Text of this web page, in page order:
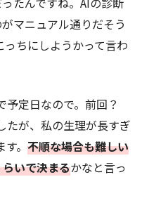
マニュアル通りだそう
ちにしようかって言わ
定日なので。前回？
たが、私の生理が長すぎ
。 不順な場合も難しい
いで決まるかなと言っ